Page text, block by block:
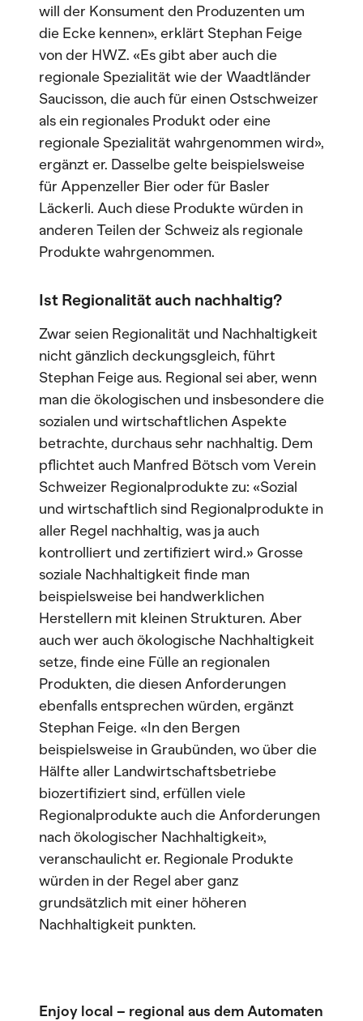
will der Konsument den Produzenten um
die Ecke kennen», erklärt Stephan Feige
von der HWZ. «Es gibt aber auch die
regionale Spezialität wie der Waadtländer
Saucisson, die auch für einen Ostschweizer
als ein regionales Produkt oder eine
regionale Spezialität wahrgenommen wird»,
ergänzt er. Dasselbe gelte beispielsweise
für Appenzeller Bier oder für Basler
Läckerli. Auch diese Produkte würden in
anderen Teilen der Schweiz als regionale
Produkte wahrgenommen.
Ist Regionalität auch nachhaltig?
Zwar seien Regionalität und Nachhaltigkeit
nicht gänzlich deckungsgleich, führt
Stephan Feige aus. Regional sei aber, wenn
man die ökologischen und insbesondere die
sozialen und wirtschaftlichen Aspekte
betrachte, durchaus sehr nachhaltig. Dem
pflichtet auch Manfred Bötsch vom Verein
Schweizer Regionalprodukte zu: «Sozial
und wirtschaftlich sind Regionalprodukte in
aller Regel nachhaltig, was ja auch
kontrolliert und zertifiziert wird.» Grosse
soziale Nachhaltigkeit finde man
beispielsweise bei handwerklichen
Herstellern mit kleinen Strukturen. Aber
auch wer auch ökologische Nachhaltigkeit
setze, finde eine Fülle an regionalen
Produkten, die diesen Anforderungen
ebenfalls entsprechen würden, ergänzt
Stephan Feige. «In den Bergen
beispielsweise in Graubünden, wo über die
Hälfte aller Landwirtschaftsbetriebe
biozertifiziert sind, erfüllen viele
Regionalprodukte auch die Anforderungen
nach ökologischer Nachhaltigkeit»,
veranschaulicht er. Regionale Produkte
würden in der Regel aber ganz
grundsätzlich mit einer höheren
Nachhaltigkeit punkten.
Enjoy local – regional aus dem Automaten